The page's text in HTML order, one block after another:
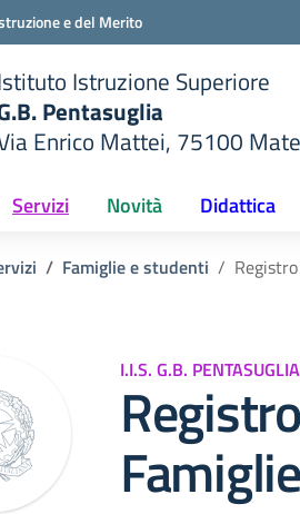
e del Merito
Istruzione Superiore
Pentasuglia
Enrico Mattei, 75100
Servizi Novità Didattica
Famiglie e studenti
I.I.S. G.B. PENTASUGLIA
Famiglie